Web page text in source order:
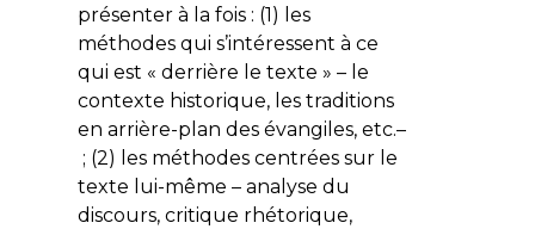
présenter à la fois : (1) les
méthodes qui s’intéressent à ce
qui est « derrière le texte » – le
contexte historique, les traditions
en arrière-plan des évangiles, etc.–
; (2) les méthodes centrées sur le
texte lui-même – analyse du
discours, critique rhétorique,